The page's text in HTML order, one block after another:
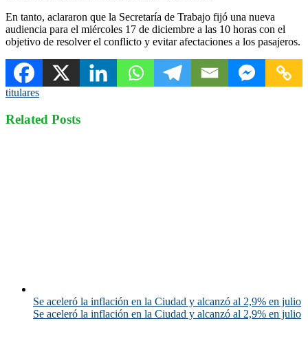
En tanto, aclararon que la Secretaría de Trabajo fijó una nueva
audiencia para el miércoles 17 de diciembre a las 10 horas con el
objetivo de resolver el conflicto y evitar afectaciones a los pasajeros.
titulares
Related Posts
Se aceleró la inflación en la Ciudad y alcanzó al 2,9% en julio
Se aceleró la inflación en la Ciudad y alcanzó al 2,9% en julio